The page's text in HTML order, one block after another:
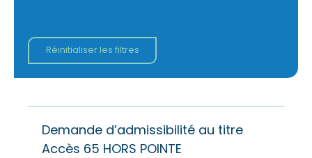
Réinitialiser les filtres
Demande d’admissibilité au titre
Accès 65 HORS POINTE